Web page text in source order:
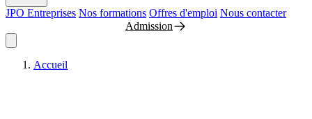
JPO Entreprises Nos formations Offres d'emploi Nous contacter
Admission
Accueil